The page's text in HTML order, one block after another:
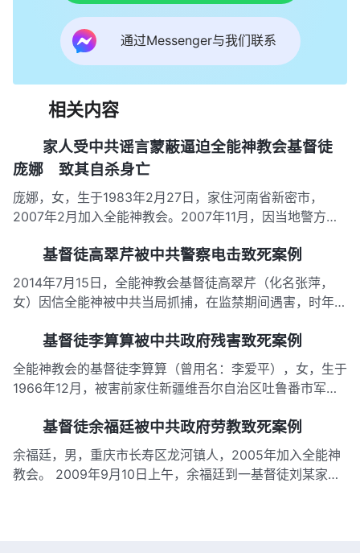
通过Messenger与我们联系
相关内容
家人受中共谣言蒙蔽逼迫全能神教会基督徒
庞娜 致其自杀身亡
庞娜，女，生于1983年2月27日，家住河南省新密市，
2007年2月加入全能神教会。2007年11月，因当地警方抓
庞娜的家人得知后开始拦阻庞娜信神，公婆和丈夫对其威
胁、辱骂，丈夫常对其大打出手，多次以离婚相威胁，还到
庞娜的娘家挑…
基督徒高翠芹被中共警察电击致死案例
2014年7月15日，全能神教会基督徒高翠芹（化名张萍，
女）因信全能神被中共当局抓捕，在监禁期间遇害，时年
2003年加入全能神教会。 高翠芹被捕，随后遇害 2014年7
月15日清晨6点30分左右，高翠芹正在家中做饭，以山东省
桓台…
基督徒李算算被中共政府残害致死案例
全能神教会的基督徒李算算（曾用名：李爱平），女，生于
1966年12月，被害前家住新疆维吾尔自治区吐鲁番市军民
基督徒聚会。 2013年7月14日左右，李算算因信全能神被
吐鲁番市胜利派出所强行抓捕，警察在其家中搜出数本信神
书籍…
基督徒余福廷被中共政府劳教致死案例
余福廷，男，重庆市长寿区龙河镇人，2005年加入全能神
教会。 2009年9月10日上午，余福廷到一基督徒刘某家聚